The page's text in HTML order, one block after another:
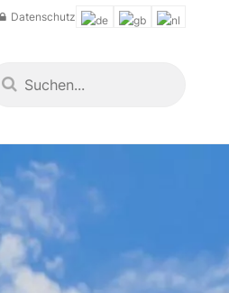
Datenschutz